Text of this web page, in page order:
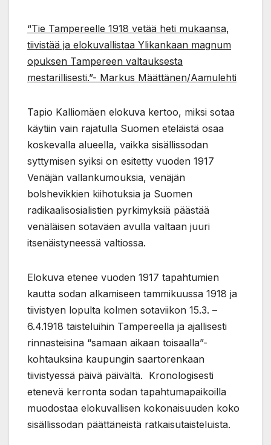
“Tie Tampereelle 1918 vetää heti mukaansa,
tiivistää ja elokuvallistaa Ylikankaan magnum
opuksen Tampereen valtauksesta
mestarillisesti.”- Markus Määttänen/Aamulehti
Tapio Kalliomäen elokuva kertoo, miksi sotaa
käytiin vain rajatulla Suomen eteläistä osaa
koskevalla alueella, vaikka sisällissodan
syttymisen syiksi on esitetty vuoden 1917
Venäjän vallankumouksia, venäjän
bolshevikkien kiihotuksia ja Suomen
radikaalisosialistien pyrkimyksiä päästää
venäläisen sotaväen avulla valtaan juuri
itsenäistyneessä valtiossa.
Elokuva etenee vuoden 1917 tapahtumien
kautta sodan alkamiseen tammikuussa 1918 ja
tiivistyen lopulta kolmen sotaviikon 15.3. –
6.4.1918 taisteluihin Tampereella ja ajallisesti
rinnasteisina “samaan aikaan toisaalla”-
kohtauksina kaupungin saartorenkaan
tiivistyessä päivä päivältä. Kronologisesti
etenevä kerronta sodan tapahtumapaikoilla
muodostaa elokuvallisen kokonaisuuden koko
sisällissodan päättäneistä ratkaisutaisteluista.